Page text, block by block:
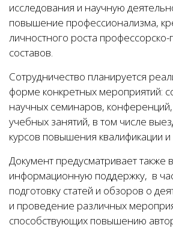
исследования и научную
повышение профессионализма,
личностного роста профессорско-
составов.
Сотрудничество планируется
форме конкретных мероприятий:
научных семинаров, конференций,
учебных занятий, в том числе
курсов повышения квалификации и
Документ предусматривает также
информационную поддержку, в
подготовку статей и обзоров о
и проведение различных
способствующих повышению